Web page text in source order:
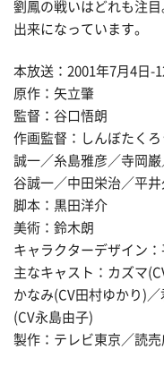
劉鳳の戦いはどれも注
出来になっています。
本放送：2001年7月4日-
原作：矢立肇
監督：谷口悟朗
作画監督：しんぼたく
誠一／糸島雅彦／寺岡
谷誠一／中田栄治／平
脚本：黒田洋介
美術：鈴木朗
キャラクターデザイン：
主なキャスト：カズマ
かなみ(CV田村ゆかり)
(CV永島由子)
製作：テレビ東京／読